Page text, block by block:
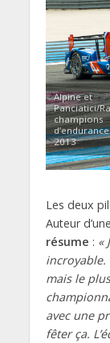
Alpine et
Panciatici/
champions
d’endurance
2013
Les deux
Auteur
résume : «
incroyable.
mais le
avec une
fêter ça.